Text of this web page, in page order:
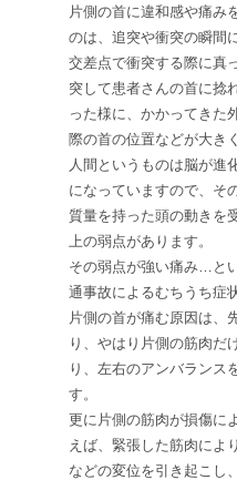
片側の首に違和感や痛み
のは、追突や衝突の瞬間
交差点で衝突する際に真
突して患者さんの首に捻
った様に、かかってきた
際の首の位置などが大き
人間というものは脳が進
になっていますので、そ
質量を持った頭の動きを
上の弱点があります。
その弱点が強い痛み…と
通事故によるむちうち症
片側の首が痛む原因は、
り、やはり片側の筋肉だ
り、左右のアンバランス
す。
更に片側の筋肉が損傷に
えば、緊張した筋肉によ
などの変位を引き起こし